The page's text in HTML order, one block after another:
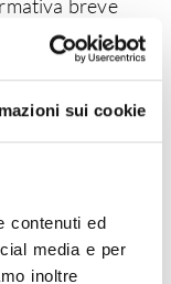
sui cookie
contenuti ed
media e per
inoltre
breve
banner
X; oppure
essere fornito
le
tutto o in